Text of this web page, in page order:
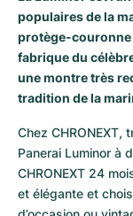
populaires de la
protège-couronne
fabrique du
une montre très
tradition de la
Chez CHRONEXT,
Panerai Luminor à
CHRONEXT 24
et élégante et